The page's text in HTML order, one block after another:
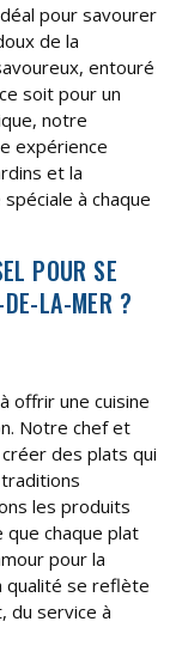
pour savourer
de la
entouré
soit pour un
notre
expérience
et la
à chaque
POUR SE
LA-MER ?
offrir une cuisine
Notre chef et
des plats qui
les produits
que chaque plat
pour la
qualité se reflète
du service à